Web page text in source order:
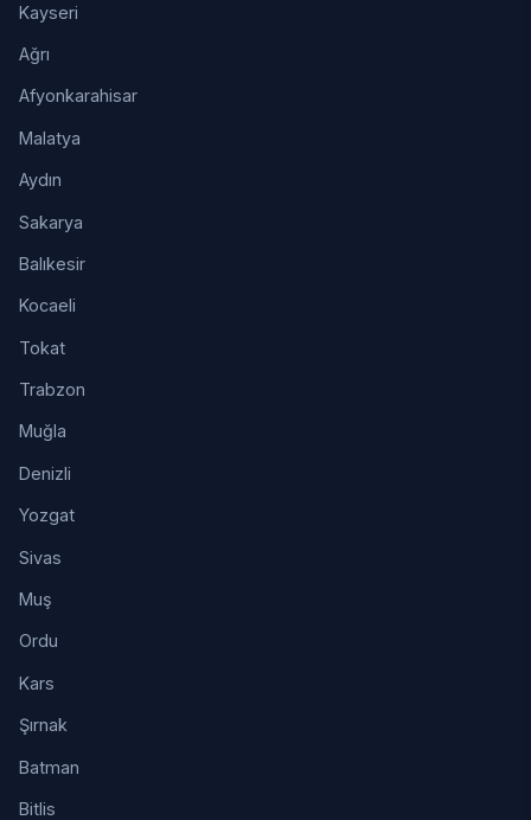
Kayseri
Ağrı
Afyonkarahisar
Malatya
Aydın
Sakarya
Balıkesir
Kocaeli
Tokat
Trabzon
Muğla
Denizli
Yozgat
Sivas
Muş
Ordu
Kars
Şırnak
Batman
Bitlis